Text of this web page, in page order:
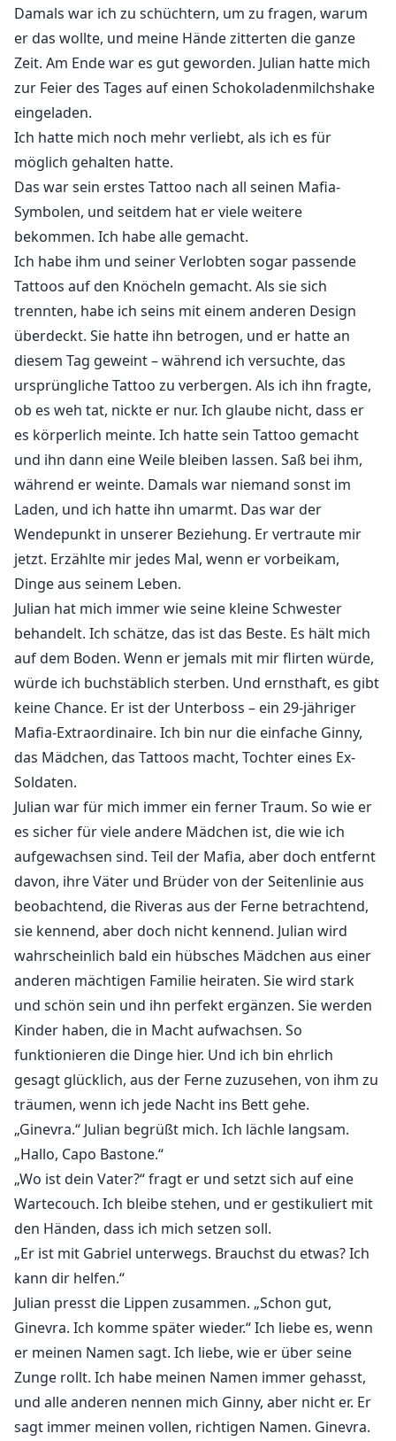
Damals war ich zu schüchtern, um zu fragen, warum
er das wollte, und meine Hände zitterten die ganze
Zeit. Am Ende war es gut geworden. Julian hatte mich
zur Feier des Tages auf einen Schokoladenmilchshake
eingeladen.
Ich hatte mich noch mehr verliebt, als ich es für
möglich gehalten hatte.
Das war sein erstes Tattoo nach all seinen Mafia-
Symbolen, und seitdem hat er viele weitere
bekommen. Ich habe alle gemacht.
Ich habe ihm und seiner Verlobten sogar passende
Tattoos auf den Knöcheln gemacht. Als sie sich
trennten, habe ich seins mit einem anderen Design
überdeckt. Sie hatte ihn betrogen, und er hatte an
diesem Tag geweint – während ich versuchte, das
ursprüngliche Tattoo zu verbergen. Als ich ihn fragte,
ob es weh tat, nickte er nur. Ich glaube nicht, dass er
es körperlich meinte. Ich hatte sein Tattoo gemacht
und ihn dann eine Weile bleiben lassen. Saß bei ihm,
während er weinte. Damals war niemand sonst im
Laden, und ich hatte ihn umarmt. Das war der
Wendepunkt in unserer Beziehung. Er vertraute mir
jetzt. Erzählte mir jedes Mal, wenn er vorbeikam,
Dinge aus seinem Leben.
Julian hat mich immer wie seine kleine Schwester
behandelt. Ich schätze, das ist das Beste. Es hält mich
auf dem Boden. Wenn er jemals mit mir flirten würde,
würde ich buchstäblich sterben. Und ernsthaft, es gibt
keine Chance. Er ist der Unterboss – ein 29-jähriger
Mafia-Extraordinaire. Ich bin nur die einfache Ginny,
das Mädchen, das Tattoos macht, Tochter eines Ex-
Soldaten.
Julian war für mich immer ein ferner Traum. So wie er
es sicher für viele andere Mädchen ist, die wie ich
aufgewachsen sind. Teil der Mafia, aber doch entfernt
davon, ihre Väter und Brüder von der Seitenlinie aus
beobachtend, die Riveras aus der Ferne betrachtend,
sie kennend, aber doch nicht kennend. Julian wird
wahrscheinlich bald ein hübsches Mädchen aus einer
anderen mächtigen Familie heiraten. Sie wird stark
und schön sein und ihn perfekt ergänzen. Sie werden
Kinder haben, die in Macht aufwachsen. So
funktionieren die Dinge hier. Und ich bin ehrlich
gesagt glücklich, aus der Ferne zuzusehen, von ihm zu
träumen, wenn ich jede Nacht ins Bett gehe.
„Ginevra.“ Julian begrüßt mich. Ich lächle langsam.
„Hallo, Capo Bastone.“
„Wo ist dein Vater?“ fragt er und setzt sich auf eine
Wartecouch. Ich bleibe stehen, und er gestikuliert mit
den Händen, dass ich mich setzen soll.
„Er ist mit Gabriel unterwegs. Brauchst du etwas? Ich
kann dir helfen.“
Julian presst die Lippen zusammen. „Schon gut,
Ginevra. Ich komme später wieder.“ Ich liebe es, wenn
er meinen Namen sagt. Ich liebe, wie er über seine
Zunge rollt. Ich habe meinen Namen immer gehasst,
und alle anderen nennen mich Ginny, aber nicht er. Er
sagt immer meinen vollen, richtigen Namen. Ginevra.